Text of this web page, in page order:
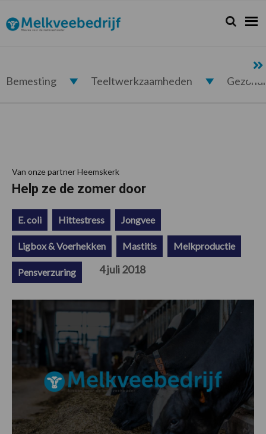
de
hoofdnavigatie
de
hoofd
de
eerste
de
voettekst
Melkveebedrijf.nl Zoeken...
Zoek
Bemesting Teeltwerkzaamheden
Van onze partner Heemskerk
Help ze de zomer door
E. coli Hittestress Jongvee
Ligbox & Voerhekken Mastitis Melkproductie
Pensverzuring 4 juli 2018